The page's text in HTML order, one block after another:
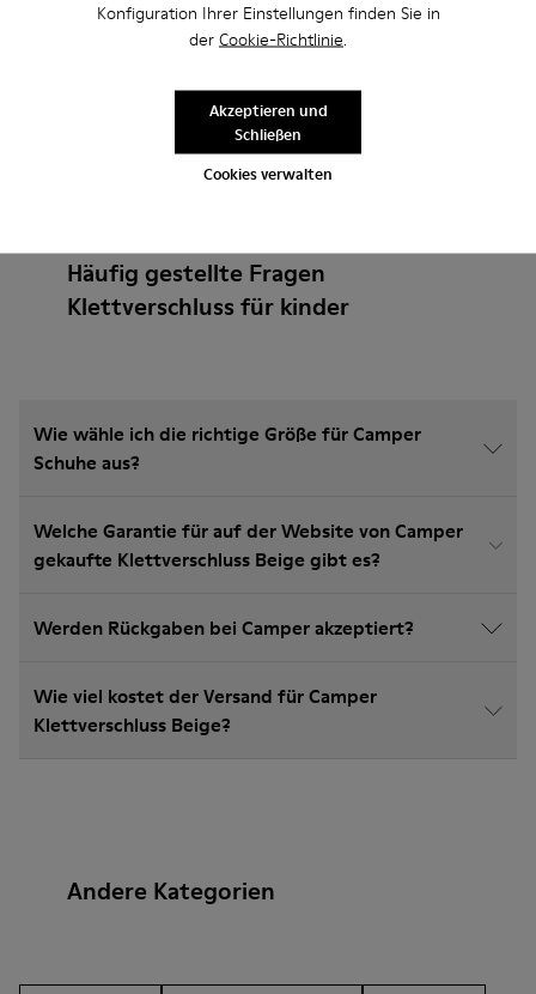
Konfiguration Ihrer Einstellungen finden Sie in
der Cookie-Richtlinie.
Cookies verwalten
Akzeptieren und
Schließen
Häufig gestellte Fragen
Klettverschluss für kinder
Wie wähle ich die richtige Größe für Camper
Schuhe aus?
Welche Garantie für auf der Website von Camper
gekaufte Klettverschluss Beige gibt es?
Werden Rückgaben bei Camper akzeptiert?
Wie viel kostet der Versand für Camper
Klettverschluss Beige?
Andere Kategorien